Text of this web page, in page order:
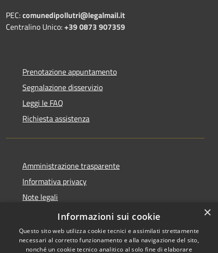
PEC:comunedipollutri@legalmail.it
Centralino Unico:+39 0873 907359
Prenotazione appuntamento
Segnalazione disservizio
Leggi le FAQ
Richiesta assistenza
Amministrazione trasparente
Informativa privacy
Note legali
Dichiarazione di accessibilità
×
Informazioni sui cookie
Questo sito web utilizza cookie tecnici e assimilati strettamente
necessari al corretto funzionamento e alla navigazione del sito,
nonché un cookie tecnico analitico al solo fine di elaborare